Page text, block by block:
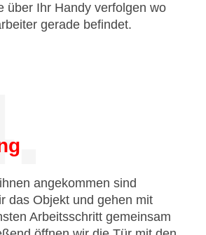
über Ihr Handy verfolgen wo
gerade befindet.
angekommen sind
das Objekt und gehen mit
Arbeitsschritt gemeinsam